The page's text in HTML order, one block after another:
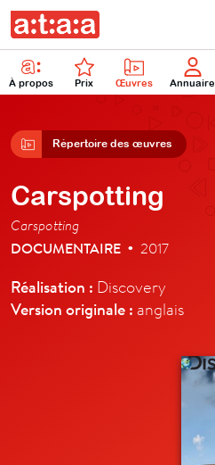
À propos Prix Œuvres Annuaire
Répertoire des œuvres
Carspotting
Carspotting
DOCUMENTAIRE • 2017
Réalisation : Discovery
Version originale : anglais